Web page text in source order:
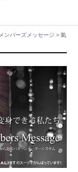
メンバーズメッセージ > 氣